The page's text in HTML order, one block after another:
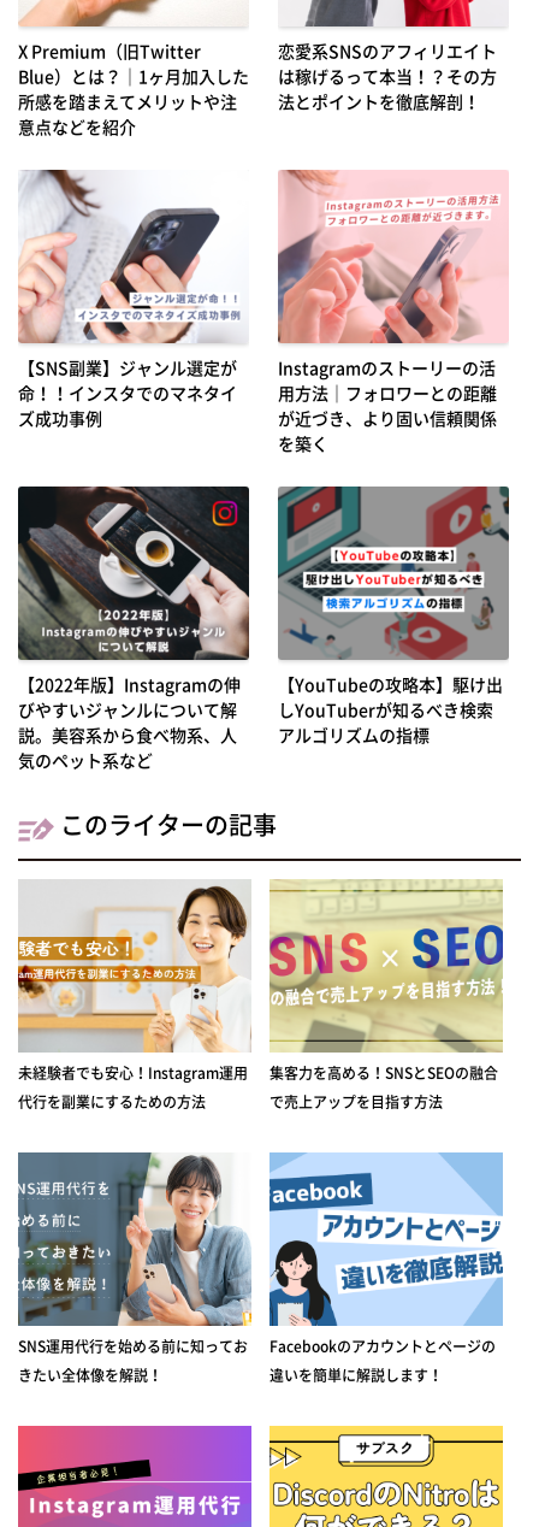
X Premium（旧Twitter
Blue）とは？｜1ヶ月加入した
所感を踏まえてメリットや注
意点などを紹介
恋愛系SNSのアフィリエイト
は稼げるって本当！？その方
法とポイントを徹底解剖！
【SNS副業】ジャンル選定が
命！！インスタでのマネタイ
ズ成功事例
Instagramのストーリーの活
用方法｜フォロワーとの距離
が近づき、より固い信頼関係
を築く
【2022年版】Instagramの伸
びやすいジャンルについて解
説。美容系から食べ物系、人
気のペット系など
【YouTubeの攻略本】駆け出
しYouTuberが知るべき検索
アルゴリズムの指標
このライターの記事
未経験者でも安心！Instagram運用
代行を副業にするための方法
集客力を高める！SNSとSEOの融合
で売上アップを目指す方法
SNS運用代行を始める前に知ってお
きたい全体像を解説！
Facebookのアカウントとページの
違いを簡単に解説します！